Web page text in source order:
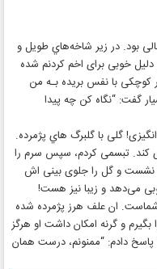
بود. در زیر شاخه‌هاي‌ طویل و
خوبی برای اخم کردنم شده
کوچکی با نفس بریده بـه من
گفت:‌ “نگاه کن چه پیدا
گلی با گلبرگ هاي‌ پژمرده.
کند. تبسمی کردم، سپس سرم را
نشست و گل را جلوی بینی اش
می‌دهد و زیبا نیز هست!
شماست. ان علف هرز پژمرده شده
بگیرم و گرنه امکان داشت او هرگز
پاسخ دادم: “ممنونم، درست همان